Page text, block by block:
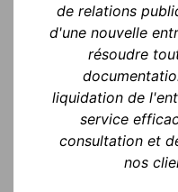
de relations
d'une nouvelle
résoudre
liquidation de
service
consultation et
nos